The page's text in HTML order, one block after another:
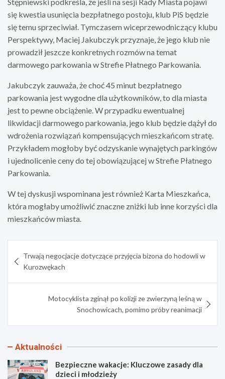
się kwestia usunięcia bezpłatnego postoju, klub PiS będzie
się temu sprzeciwiał. Tymczasem wiceprzewodniczący klubu
Perspektywy, Maciej Jakubczyk przyznaje, że jego klub nie
prowadził jeszcze konkretnych rozmów na temat
darmowego parkowania w Strefie Płatnego Parkowania.
Jakubczyk zauważa, że choć 45 minut bezpłatnego
parkowania jest wygodne dla użytkowników, to dla miasta
jest to pewne obciążenie. W przypadku ewentualnej
likwidacji darmowego parkowania, jego klub będzie dążył do
wdrożenia rozwiązań kompensujących mieszkańcom stratę.
Przykładem mogłoby być odzyskanie wynajętych parkingów
i ujednolicenie ceny do tej obowiązującej w Strefie Płatnego
Parkowania.
W tej dyskusji wspominana jest również Karta Mieszkańca,
która mogłaby umożliwić znaczne zniżki lub inne korzyści dla
mieszkańców miasta.
wpisu
Trwają negocjacje dotyczące przyjęcia bizona do hodowli w
Kurozwękach
Motocyklista zginął po kolizji ze zwierzyną leśną w
Snochowicach, pomimo próby reanimacji
Aktualności
Bezpieczne wakacje: Kluczowe zasady dla
dzieci i młodzieży